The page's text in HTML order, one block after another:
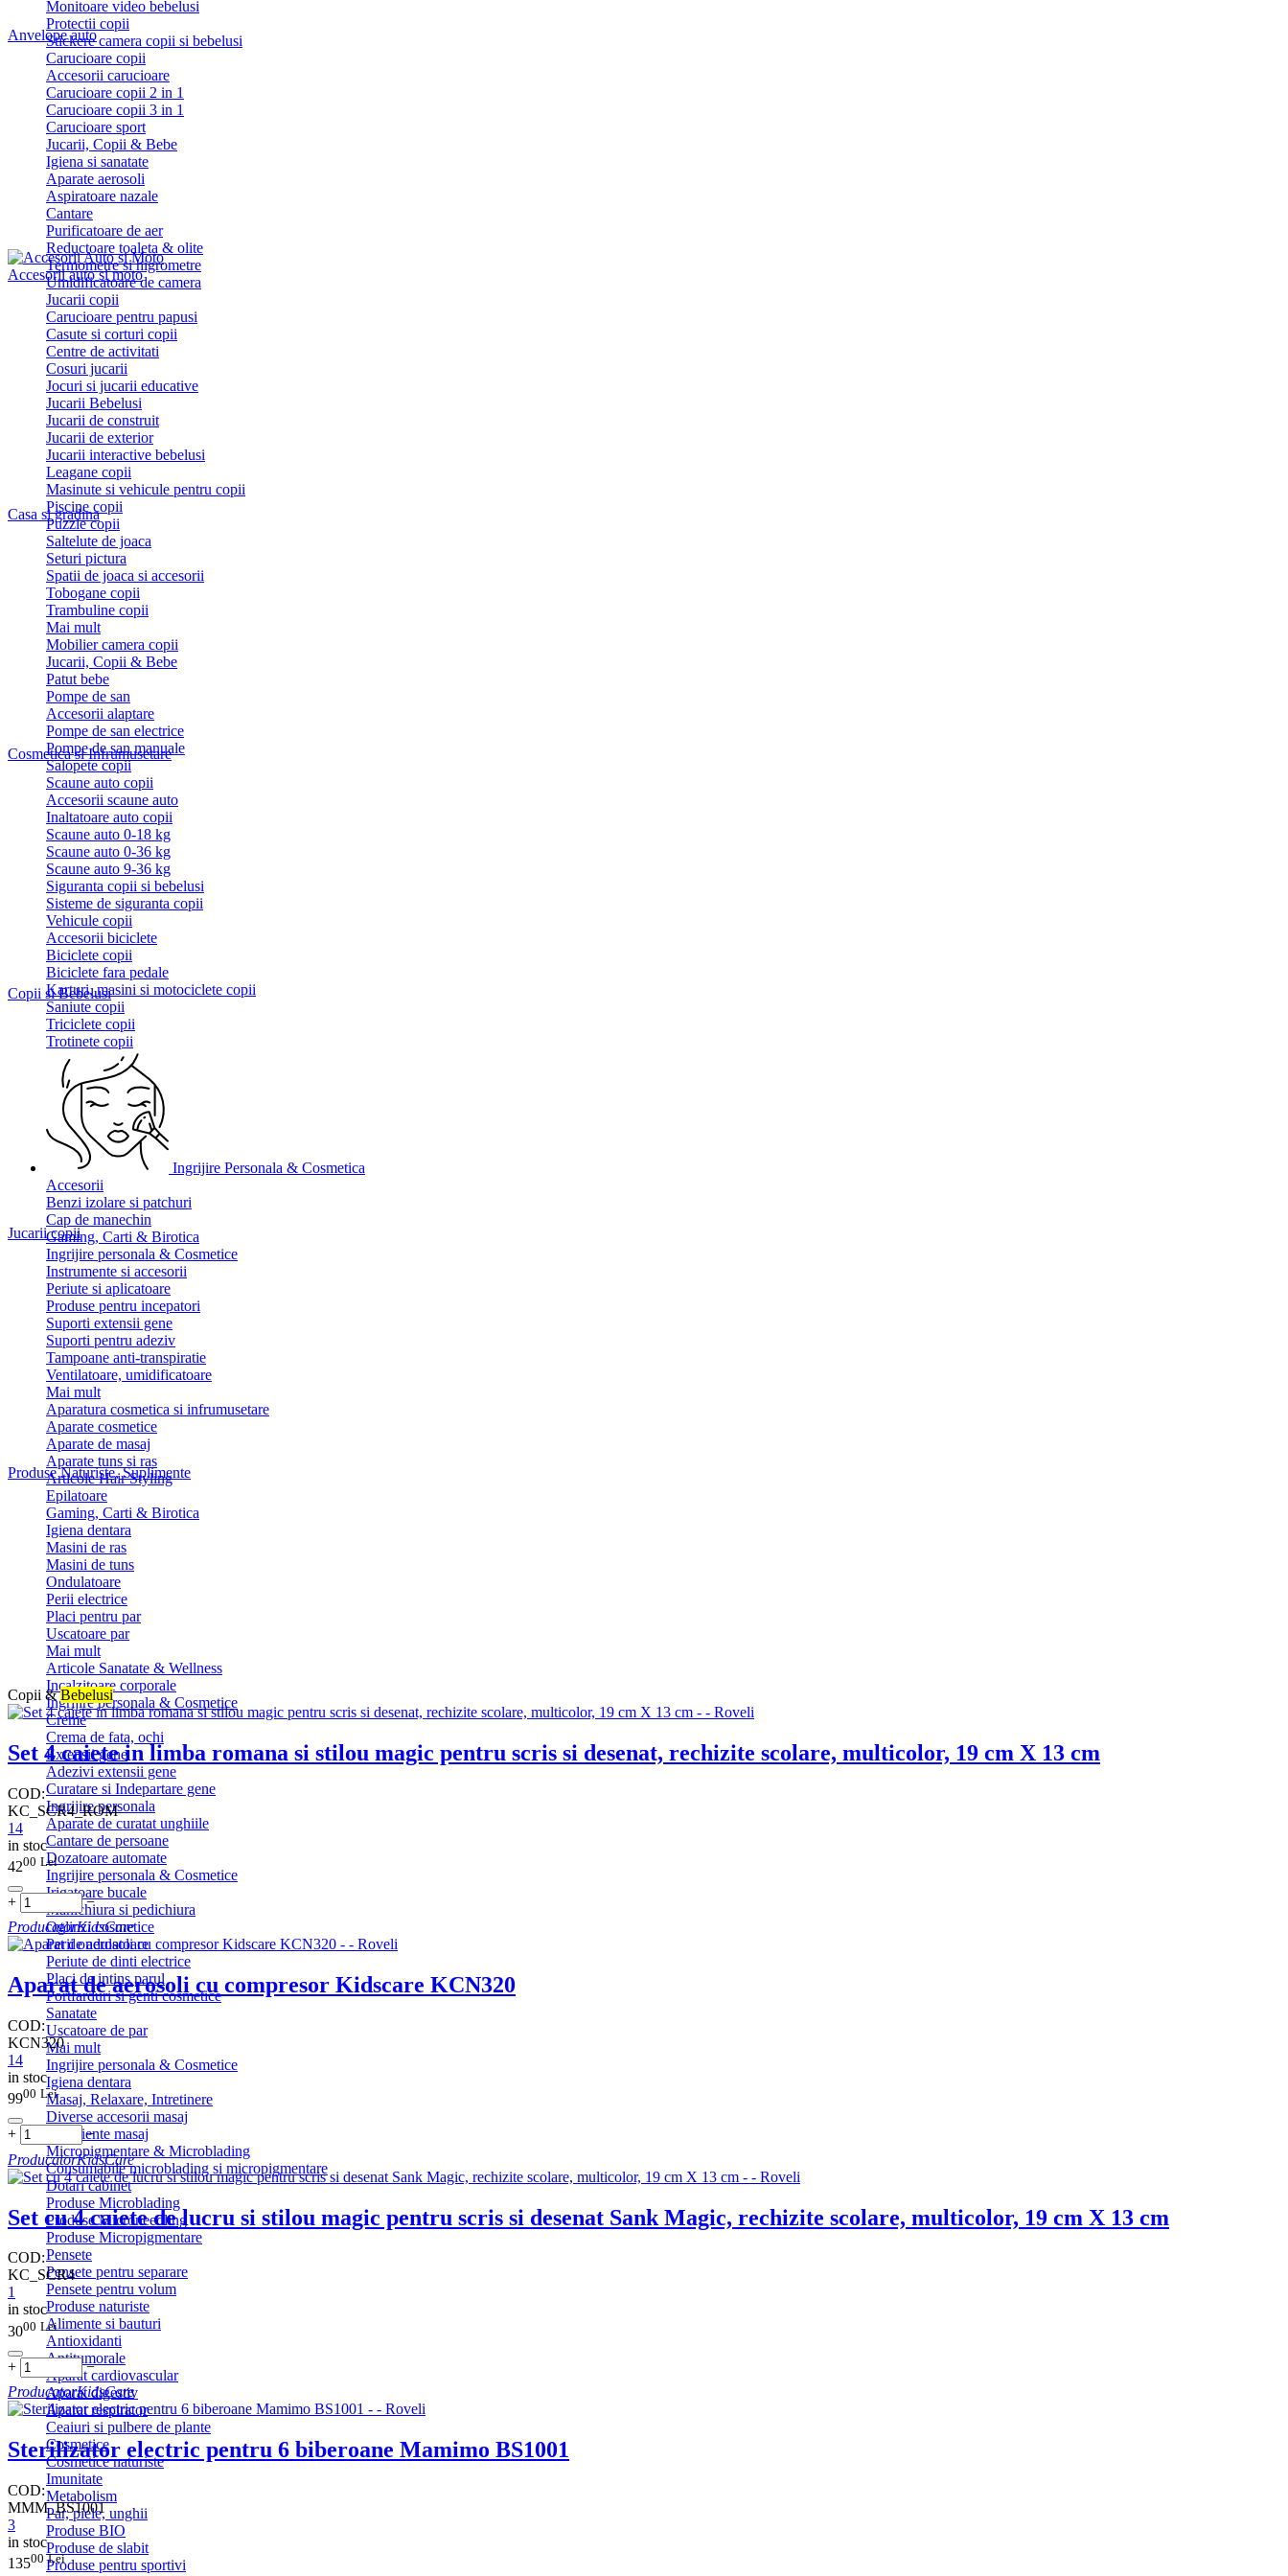
Monitoare video bebelusi
Protectii copii
Stickere camera copii si bebelusi
Carucioare copii
Accesorii carucioare
Carucioare copii 2 in 1
Carucioare copii 3 in 1
Carucioare sport
Jucarii, Copii & Bebe
Igiena si sanatate
Aparate aerosoli
Aspiratoare nazale
Cantare
Purificatoare de aer
Reductoare toaleta & olite
Termometre si higrometre
Umidificatoare de camera
Jucarii copii
Carucioare pentru papusi
Casute si corturi copii
Centre de activitati
Cosuri jucarii
Jocuri si jucarii educative
Jucarii Bebelusi
Jucarii de construit
Jucarii de exterior
Jucarii interactive bebelusi
Leagane copii
Masinute si vehicule pentru copii
Piscine copii
Puzzle copii
Saltelute de joaca
Seturi pictura
Spatii de joaca si accesorii
Tobogane copii
Trambuline copii
Mai mult
Mobilier camera copii
Jucarii, Copii & Bebe
Patut bebe
Pompe de san
Accesorii alaptare
Pompe de san electrice
Pompe de san manuale
Salopete copii
Scaune auto copii
Accesorii scaune auto
Inaltatoare auto copii
Scaune auto 0-18 kg
Scaune auto 0-36 kg
Scaune auto 9-36 kg
Siguranta copii si bebelusi
Sisteme de siguranta copii
Vehicule copii
Accesorii biciclete
Biciclete copii
Biciclete fara pedale
Karturi, masini si motociclete copii
Saniute copii
Triciclete copii
Trotinete copii
Ingrijire Personala & Cosmetica
Accesorii
Benzi izolare si patchuri
Cap de manechin
Gaming, Carti & Birotica
Ingrijire personala & Cosmetice
Instrumente si accesorii
Periute si aplicatoare
Produse pentru incepatori
Suporti extensii gene
Suporti pentru adeziv
Tampoane anti-transpiratie
Ventilatoare, umidificatoare
Mai mult
Aparatura cosmetica si infrumusetare
Aparate cosmetice
Aparate de masaj
Aparate tuns si ras
Articole Hair Styling
Epilatoare
Gaming, Carti & Birotica
Igiena dentara
Masini de ras
Masini de tuns
Ondulatoare
Perii electrice
Placi pentru par
Uscatoare par
Mai mult
Articole Sanatate & Wellness
Incalzitoare corporale
Ingrijire personala & Cosmetice
Creme
Crema de fata, ochi
Extensii gene
Adezivi extensii gene
Curatare si Indepartare gene
Ingrijire personala
Aparate de curatat unghiile
Cantare de persoane
Dozatoare automate
Ingrijire personala & Cosmetice
Irigatoare bucale
Manichiura si pedichiura
Oglinzi cosmetice
Perii ondulatoare
Periute de dinti electrice
Placi de intins parul
Portfarduri si genti cosmetice
Sanatate
Uscatoare de par
Mai mult
Ingrijire personala & Cosmetice
Igiena dentara
Masaj, Relaxare, Intretinere
Diverse accesorii masaj
Recipiente masaj
Micropigmentare & Microblading
Consumabile microblading si micropigmentare
Dotari cabinet
Produse Microblading
Produse Microneedling
Produse Micropigmentare
Pensete
Pensete pentru separare
Pensete pentru volum
Produse naturiste
Alimente si bauturi
Antioxidanti
Antitumorale
Aparat cardiovascular
Aparat digestiv
Aparat respirator
Ceaiuri si pulbere de plante
Cosmetice
Cosmetice naturiste
Imunitate
Metabolism
Par, piele, unghii
Produse BIO
Produse de slabit
Produse pentru sportivi
Anvelope auto
Accesorii auto si moto
Casa si gradina
Cosmetica si Infrumusetare
Copii si Bebelusi
Jucarii copii
Produse Naturiste, Suplimente
Copii &Bebelusi
Set 4 caiete in limba romana si stilou magic pentru scris si desenat, rechizite scolare, multicolor, 19 cm X 13 cm
COD:
KC_SCR4_ROM
14
in stoc
4200 Lei
+
−
ProducatorKidsCare
Aparat de aerosoli cu compresor Kidscare KCN320
COD:
KCN320
14
in stoc
9900 Lei
+
−
ProducatorKidsCare
Set cu 4 caiete de lucru si stilou magic pentru scris si desenat Sank Magic, rechizite scolare, multicolor, 19 cm X 13 cm
COD:
KC_SCR4
1
in stoc
3000 Lei
+
−
ProducatorKidsCare
Sterilizator electric pentru 6 biberoane Mamimo BS1001
COD:
MMM_BS1001
3
in stoc
13500 Lei